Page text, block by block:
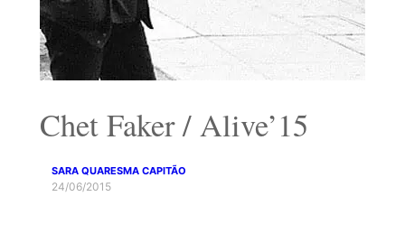
Chet Faker / Alive’15
SARA QUARESMA CAPITÃO
24/06/2015